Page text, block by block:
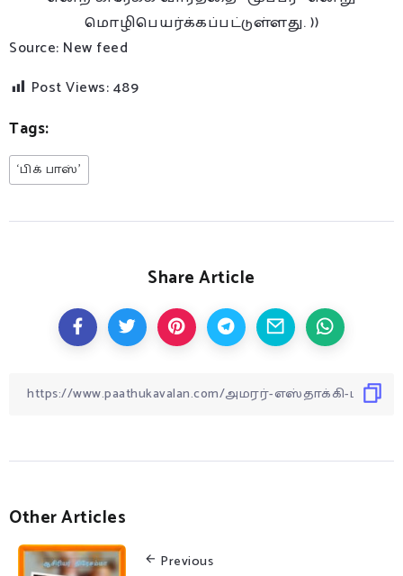
மொழிபெயர்க்கப்பட்டுள்ளது. ))
Source: New feed
Post Views:489
Tags:
‘பிக் பாஸ்’
Share Article
Other Articles
Previous